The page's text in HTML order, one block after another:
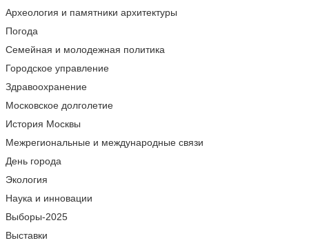
Археология и памятники архитектуры
Погода
Семейная и молодежная политика
Городское управление
Здравоохранение
Московское долголетие
История Москвы
Межрегиональные и международные связи
День города
Экология
Наука и инновации
Выборы-2025
Выставки